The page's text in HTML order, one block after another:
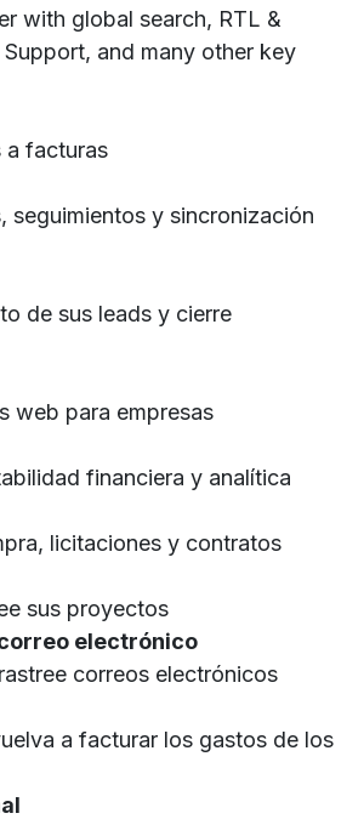
with global search, RTL &
and many other key
a facturas
seguimientos y sincronización
de sus leads y cierre
web para empresas
financiera y analítica
licitaciones y contratos
sus proyectos
electrónico
correos electrónicos
a facturar los gastos de los